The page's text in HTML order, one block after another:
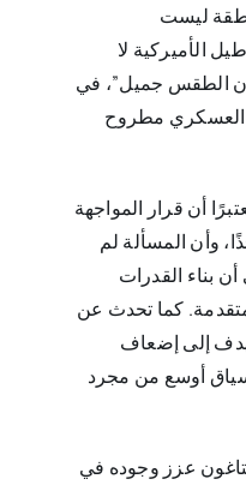
ليست
الأميركية لا
الطقس جميل”، في
العسكري مطروح
أن قرار المواجهة
وأن المسألة لم
أن بناء القدرات
كما تحدث عن
إلى إضعاف
سياق أوسع من مجرد
عزز وجوده في